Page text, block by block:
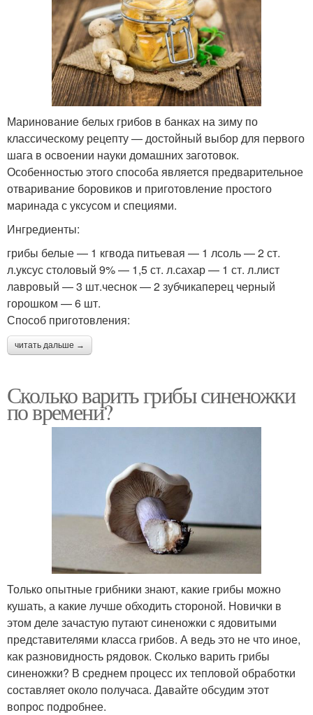
Маринование белых грибов в банках на зиму по
классическому рецепту — достойный выбор для первого
шага в освоении науки домашних заготовок.
Особенностью этого способа является предварительное
отваривание боровиков и приготовление простого
маринада с уксусом и специями.
Ингредиенты:
грибы белые — 1 кгвода питьевая — 1 лсоль — 2 ст.
л.уксус столовый 9% — 1,5 ст. л.сахар — 1 ст. л.лист
лавровый — 3 шт.чеснок — 2 зубчикаперец черный
горошком — 6 шт.
Способ приготовления:
читать дальше →
Сколько варить грибы синеножки
по времени?
Только опытные грибники знают, какие грибы можно
кушать, а какие лучше обходить стороной. Новички в
этом деле зачастую путают синеножки с ядовитыми
представителями класса грибов. А ведь это не что иное,
как разновидность рядовок. Сколько варить грибы
синеножки? В среднем процесс их тепловой обработки
составляет около получаса. Давайте обсудим этот
вопрос подробнее.